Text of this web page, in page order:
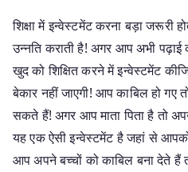
शिक्षा में इन्वेस्टमेंट करना बड़ा जरूरी
उन्नति कराती है! अगर आप अभी
खुद को शिक्षित करने में इन्वेस्टमेंट
बेकार नहीं जाएगी! आप काबिल हो गए
सकते हैं! अगर आप माता पिता है तो
यह एक ऐसी इन्वेस्टमेंट है जहां से
आप अपने बच्चों को काबिल बना देते हैं